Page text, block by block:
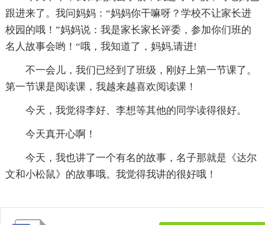
跟进来了。我问妈妈：“妈妈你干嘛呀？学校不让家长进
校园的哦！”妈妈说：我是家长家长评委，参加你们班的
名人故事会哟！“哦，我知道了，妈妈,请进!
不一会儿，我们已经到了班级，刚好上第一节课了。
第一节课是阅读课，我越来越喜欢阅读课！
今天，我觉得李好、李想等其他的同学读得很好。
今天真开心啊！
今天，我也讲了一个有名的故事，名子那就是《达尔
文和小松鼠》的故事哦。我觉得我讲的很好哦！